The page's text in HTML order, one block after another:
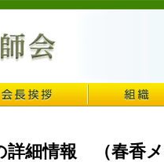
詳細情報 （春香